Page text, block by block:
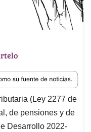
(Ley 2277 de
de pensiones y de
Desarrollo 2022-